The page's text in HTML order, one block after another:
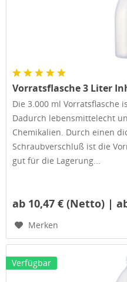
Vorratsflasche 3 Liter
Die 3.000 ml Vorratsflasche
Dadurch lebensmittelecht
Chemikalien. Durch einen
Schraubverschluß ist die
gut für die Lagerung...
ab 10,47 € (Netto) |
Merken
Verfügbar